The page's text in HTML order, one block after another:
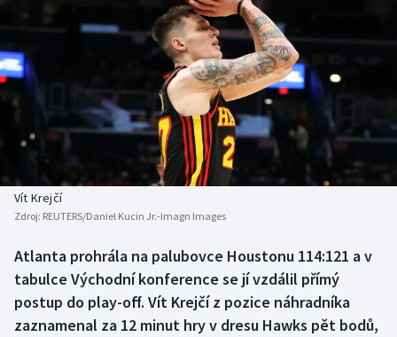
DALŠÍ SPORTY
Americký fotbal
Baseball a softbal
Basketbal
Biatlon
Box
Curling
NEPŘEHLÉDNĚTE
Historické návraty
Aplikace ČT sport
Vít Krejčí
Zdroj: REUTERS/Daniel Kucin Jr.-Imagn Images
Atlanta prohrála na palubovce Houstonu 114:121 a v
tabulce Východní konference se jí vzdálil přímý
postup do play-off. Vít Krejčí z pozice náhradníka
zaznamenal za 12 minut hry v dresu Hawks pět bodů,